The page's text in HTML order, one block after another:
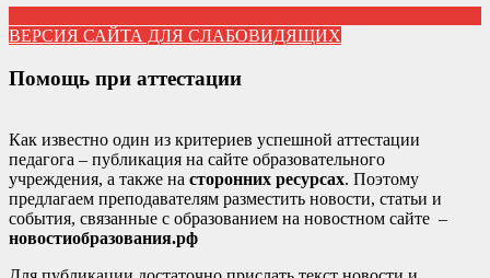
ВЕРСИЯ САЙТА ДЛЯ СЛАБОВИДЯЩИХ
Помощь при аттестации
Как известно один из критериев успешной аттестации
педагога – публикация на сайте образовательного
учреждения, а также на сторонних ресурсах. Поэтому
предлагаем преподавателям разместить новости, статьи и
события, связанные с образованием на новостном сайте –
новостиобразования.рф